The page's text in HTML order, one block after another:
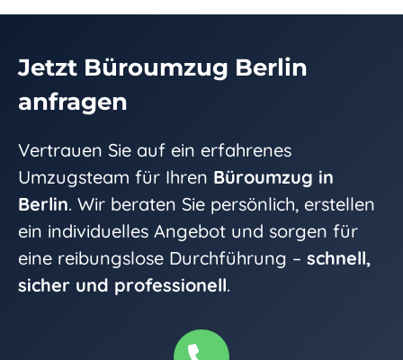
Jetzt Büroumzug Berlin
anfragen
Vertrauen Sie auf ein erfahrenes
Umzugsteam für Ihren Büroumzug in
Berlin. Wir beraten Sie persönlich, erstellen
ein individuelles Angebot und sorgen für
eine reibungslose Durchführung – schnell,
sicher und professionell.